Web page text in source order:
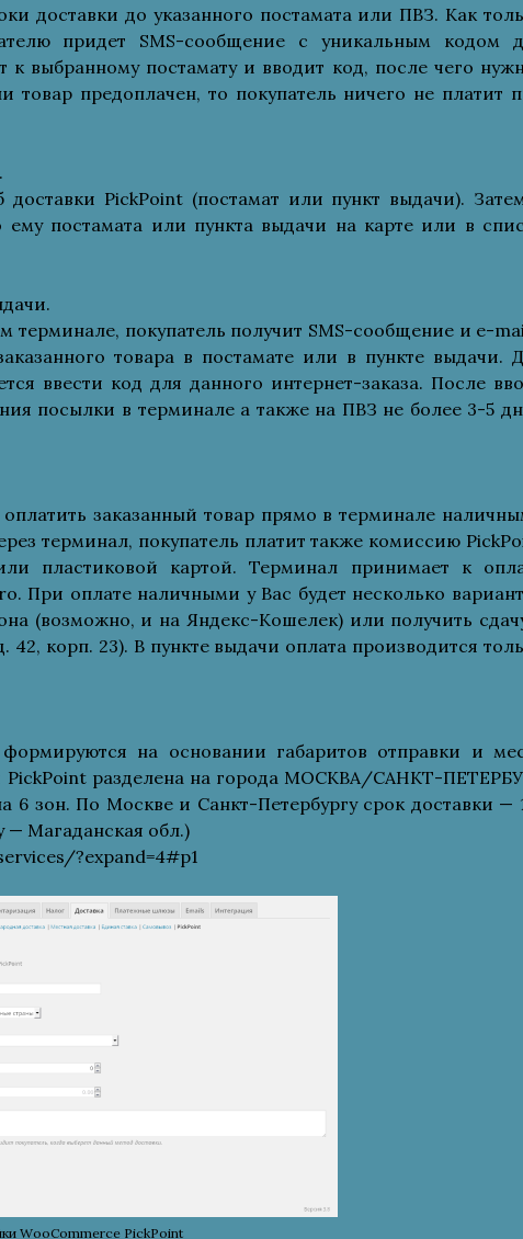
доставки до указанного постамата или ПВЗ. Как
придет SMS-сообщение с уникальным кодом
к выбранному постамату и вводит код, после чего
товар предоплачен, то покупатель ничего не платит
PickPoint (постамат или пункт выдачи).
постамата или пункта выдачи на карте или в
терминале, покупатель получит SMS-сообщение и e-
товара в постамате или в пункте выдачи.
ввести код для данного интернет-заказа. После
посылки в терминале а также на ПВЗ не более 3-5
заказанный товар прямо в терминале
терминал, покупатель платит также комиссию
пластиковой картой. Терминал принимает к
При оплате наличными у Вас будет несколько
(возможно, и на Яндекс-Кошелек) или получить
корп. 23). В пункте выдачи оплата производится
на основании габаритов отправки и
PickPoint разделена на города МОСКВА/САНКТ-
6 зон. По Москве и Санкт-Петербургу срок доставки —
— Магаданская обл.)
?expand=4#p1
WooCommerce PickPoint